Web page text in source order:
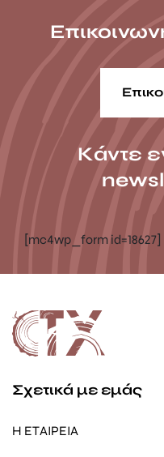
Κάντε
[mc4wp_form id=18627]
Σχετικά με εμάς
Η ΕΤΑΙΡΕΙΑ